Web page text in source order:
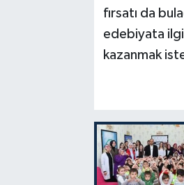
fırsatı da
edebiyata
kazanmak